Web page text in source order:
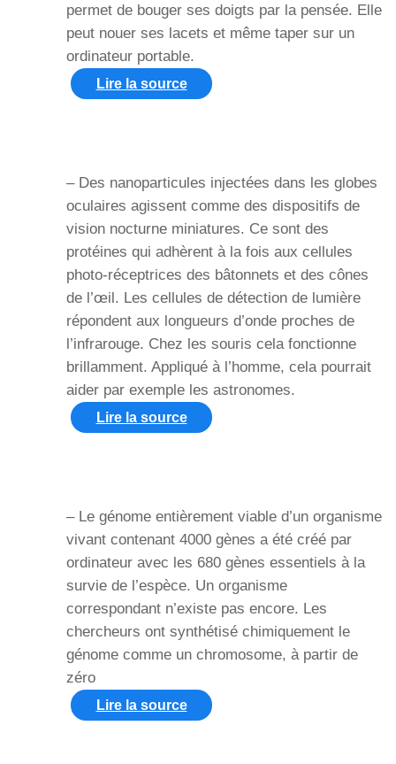
permet de bouger ses doigts par la pensée. Elle
peut nouer ses lacets et même taper sur un
ordinateur portable.
Lire la source
– Des nanoparticules injectées dans les globes
oculaires agissent comme des dispositifs de
vision nocturne miniatures. Ce sont des
protéines qui adhèrent à la fois aux cellules
photo-réceptrices des bâtonnets et des cônes
de l’œil. Les cellules de détection de lumière
répondent aux longueurs d’onde proches de
l’infrarouge. Chez les souris cela fonctionne
brillamment. Appliqué à l’homme, cela pourrait
aider par exemple les astronomes.
Lire la source
– Le génome entièrement viable d’un organisme
vivant contenant 4000 gènes a été créé par
ordinateur avec les 680 gènes essentiels à la
survie de l’espèce. Un organisme
correspondant n’existe pas encore. Les
chercheurs ont synthétisé chimiquement le
génome comme un chromosome, à partir de
zéro
Lire la source